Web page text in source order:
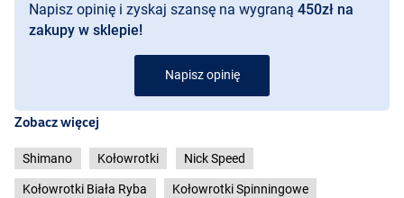
Napisz opinię i zyskaj szansę na wygraną 450zł na
zakupy w sklepie!
Napisz opinię
Zobacz więcej
Shimano Kołowrotki Nick Speed
Kołowrotki Biała Ryba Kołowrotki Spinningowe